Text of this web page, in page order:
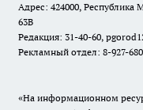
Адрес: 424000,
63В
Редакция: 31-40-60,
Рекламный отдел: 8-927-
«На информационном